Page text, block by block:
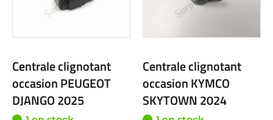
Centrale clignotant
occasion PEUGEOT
DJANGO 2025
Centrale clignotant
occasion KYMCO
SKYTOWN 2024